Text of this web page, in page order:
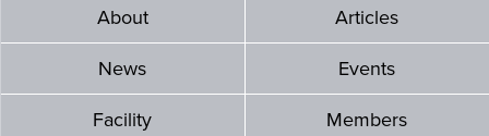
About
Articles
News Events
Facility Members